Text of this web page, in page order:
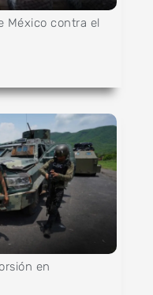
México contra el
en